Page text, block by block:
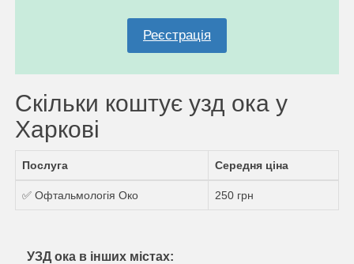
Реєстрація
Скільки коштує узд ока у
Харкові
Послуга Середня ціна
✅ Офтальмологія Око 250 грн
УЗД ока в інших містах: